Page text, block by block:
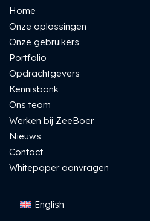
Home
Onze oplossingen
Onze gebruikers
Portfolio
Opdrachtgevers
Kennisbank
Ons team
Werken bij ZeeBoer
Nieuws
Contact
Whitepaper aanvragen
English